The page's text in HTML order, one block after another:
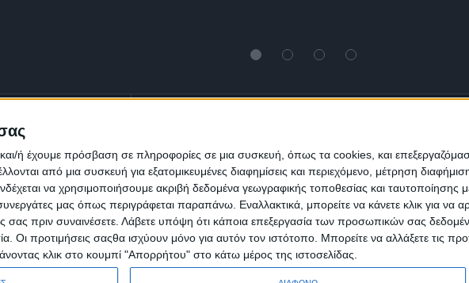
ή έχουμε πρόσβαση σε πληροφορίες σε μια συσκευή, όπως τα cookies, και
από μια συσκευή για εξατομικευμένες διαφημίσεις και περιεχόμενο, μέτρηση
να χρησιμοποιήσουμε ακριβή δεδομένα γεωγραφικής τοποθεσίας και
μας όπως περιγράφεται παραπάνω. Εναλλακτικά, μπορείτε να κάνετε κλικ για να
σας πριν συναινέσετε. Λάβετε υπόψη ότι κάποια επεξεργασία των προσωπικών σας
Οι προτιμήσεις σαςθα ισχύουν μόνο για αυτόν τον ιστότοπο. Μπορείτε να αλλάξετε τις
κλικ στο κουμπί "Απορρήτου" στο κάτω μέρος της ιστοσελίδας.
Classics Επικοινωνία
Trailers